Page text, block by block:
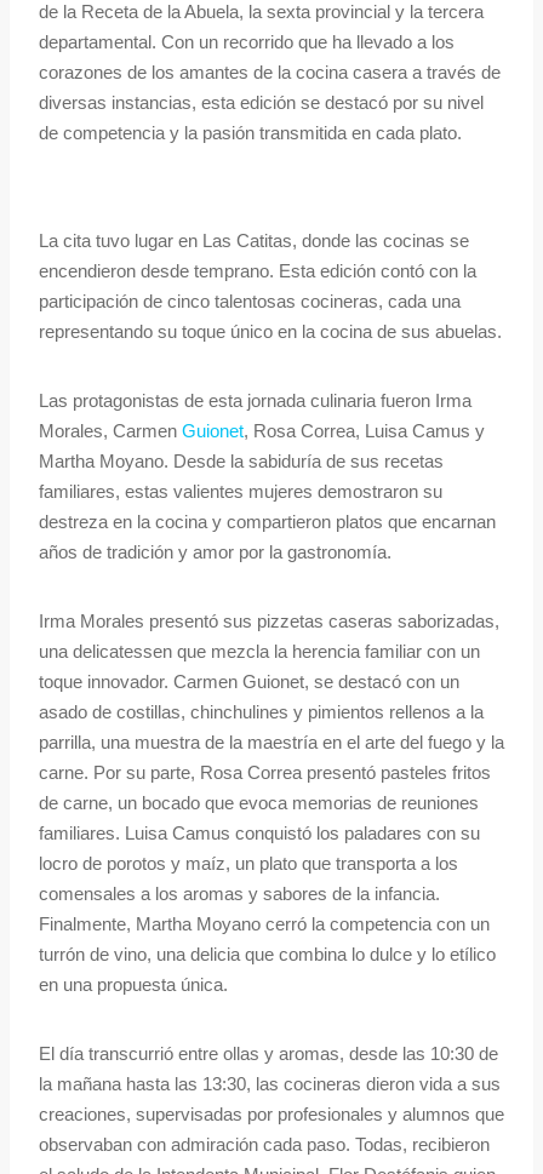
de la Receta de la Abuela, la sexta provincial y la tercera
departamental. Con un recorrido que ha llevado a los
corazones de los amantes de la cocina casera a través de
diversas instancias, esta edición se destacó por su nivel
de competencia y la pasión transmitida en cada plato.
La cita tuvo lugar en Las Catitas, donde las cocinas se
encendieron desde temprano. Esta edición contó con la
participación de cinco talentosas cocineras, cada una
representando su toque único en la cocina de sus abuelas.
Las protagonistas de esta jornada culinaria fueron Irma
Morales, Carmen Guionet, Rosa Correa, Luisa Camus y
Martha Moyano. Desde la sabiduría de sus recetas
familiares, estas valientes mujeres demostraron su
destreza en la cocina y compartieron platos que encarnan
años de tradición y amor por la gastronomía.
Irma Morales presentó sus pizzetas caseras saborizadas,
una delicatessen que mezcla la herencia familiar con un
toque innovador. Carmen Guionet, se destacó con un
asado de costillas, chinchulines y pimientos rellenos a la
parrilla, una muestra de la maestría en el arte del fuego y la
carne. Por su parte, Rosa Correa presentó pasteles fritos
de carne, un bocado que evoca memorias de reuniones
familiares. Luisa Camus conquistó los paladares con su
locro de porotos y maíz, un plato que transporta a los
comensales a los aromas y sabores de la infancia.
Finalmente, Martha Moyano cerró la competencia con un
turrón de vino, una delicia que combina lo dulce y lo etílico
en una propuesta única.
El día transcurrió entre ollas y aromas, desde las 10:30 de
la mañana hasta las 13:30, las cocineras dieron vida a sus
creaciones, supervisadas por profesionales y alumnos que
observaban con admiración cada paso. Todas, recibieron